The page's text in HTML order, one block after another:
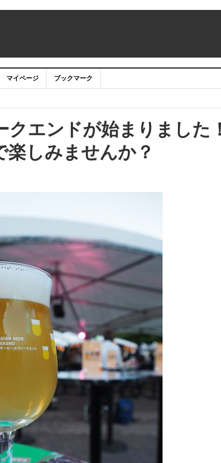
マイページ ブックマーク
ウントサービス移行のお知らせ
開 4月1日、1店舗目をサツドラ屯田店内にオープン予定
社ＮＴＴドコモ、ＮＴＴテクノクロス株式 会社、日本電信電話株
クエンドが始まりました
しみませんか？